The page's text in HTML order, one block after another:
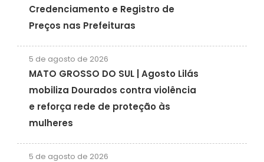
Credenciamento e Registro de
Preços nas Prefeituras
5 de agosto de 2026
MATO GROSSO DO SUL | Agosto Lilás
mobiliza Dourados contra violência
e reforça rede de proteção às
mulheres
5 de agosto de 2026